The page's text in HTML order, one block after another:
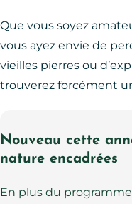
Que vous soyez
vous ayez envie de
vieilles pierres ou
trouverez forcément
Nouveau cette
nature encadrées
En plus du